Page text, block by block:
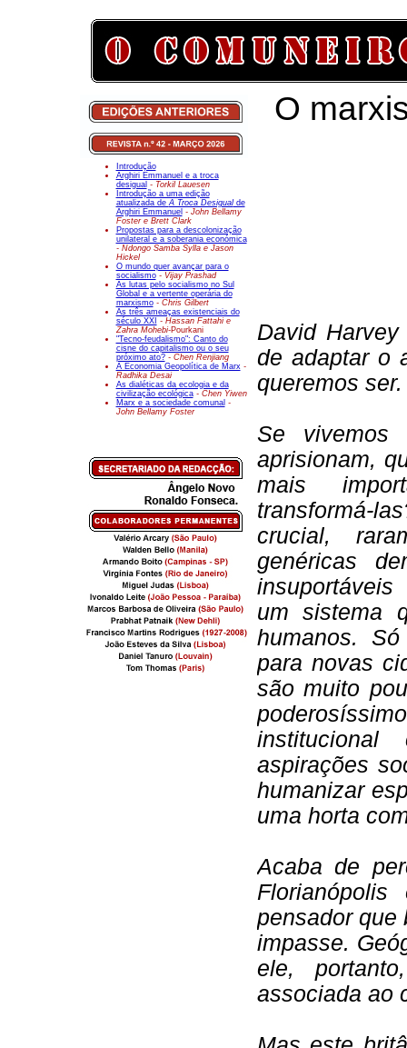
Introdução
Arghiri Emmanuel e a troca
desigual - Torkil Lauesen
Introdução a uma edição
atualizada deA Troca Desigualde
Arghiri Emmanuel - John Bellamy
Foster e Brett Clark
Propostas para a descolonização
unilateral e a soberania económica
- Ndongo Samba Sylla e Jason
Hickel
O mundo quer avançar para o
socialismo- Vijay Prashad
As lutas pelo socialismo no Sul
Global e a vertente operária do
marxismo- Chris Gilbert
As três ameaças existenciais do
século XXI - Hassan Fattahi e
Zahra Mohebi-Pourkani
"Tecno-feudalismo": Canto do
cisne do capitalismo ou o seu
próximo ato? - Chen Renjiang
A Economia Geopolítica de Marx-
Radhika Desai
As dialéticas da ecologia e da
civilização ecológica - Chen Yiwen
Marx e a sociedade comunal -
John Bellamy Foster
O
David
de adaptar o
queremos ser.
Se vivemos
aprisionam,
mais
transformá-
crucial,
genéricas
um sistema
humanos.
para novas
são muito
aspirações
humanizar
uma horta
Acaba de
pensador que
impasse.
ele,
associada ao